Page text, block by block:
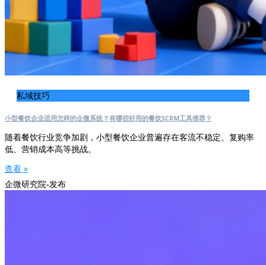
私域技巧
小型餐饮企业适用怎样的企微系统？有哪些好用的餐饮SCRM工具推荐？
随着餐饮行业竞争加剧，小型餐饮企业普遍存在客流不稳定、复购率
低、营销成本高等挑战。
查看 »
企微研究院-发布